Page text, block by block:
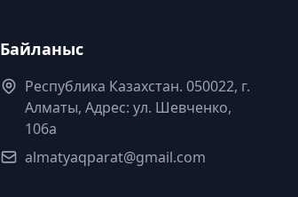
Байланыс
Республика Казахстан. 050022, г.
Алматы, Адрес: ул. Шевченко,
106а
almatyaqparat@gmail.com